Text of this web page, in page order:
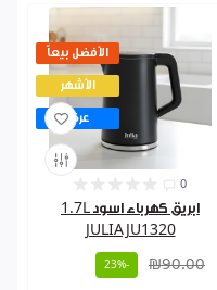
الأفضل بيعاً
الأشهر
عرض
0
ابريق كهرباء اسود 1.7L
JULIA JU1320
₪90.00
-23%